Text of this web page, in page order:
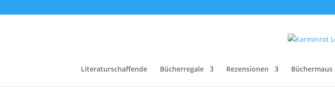
Literaturschaffende Bücherregale Rezensionen Büchermaus